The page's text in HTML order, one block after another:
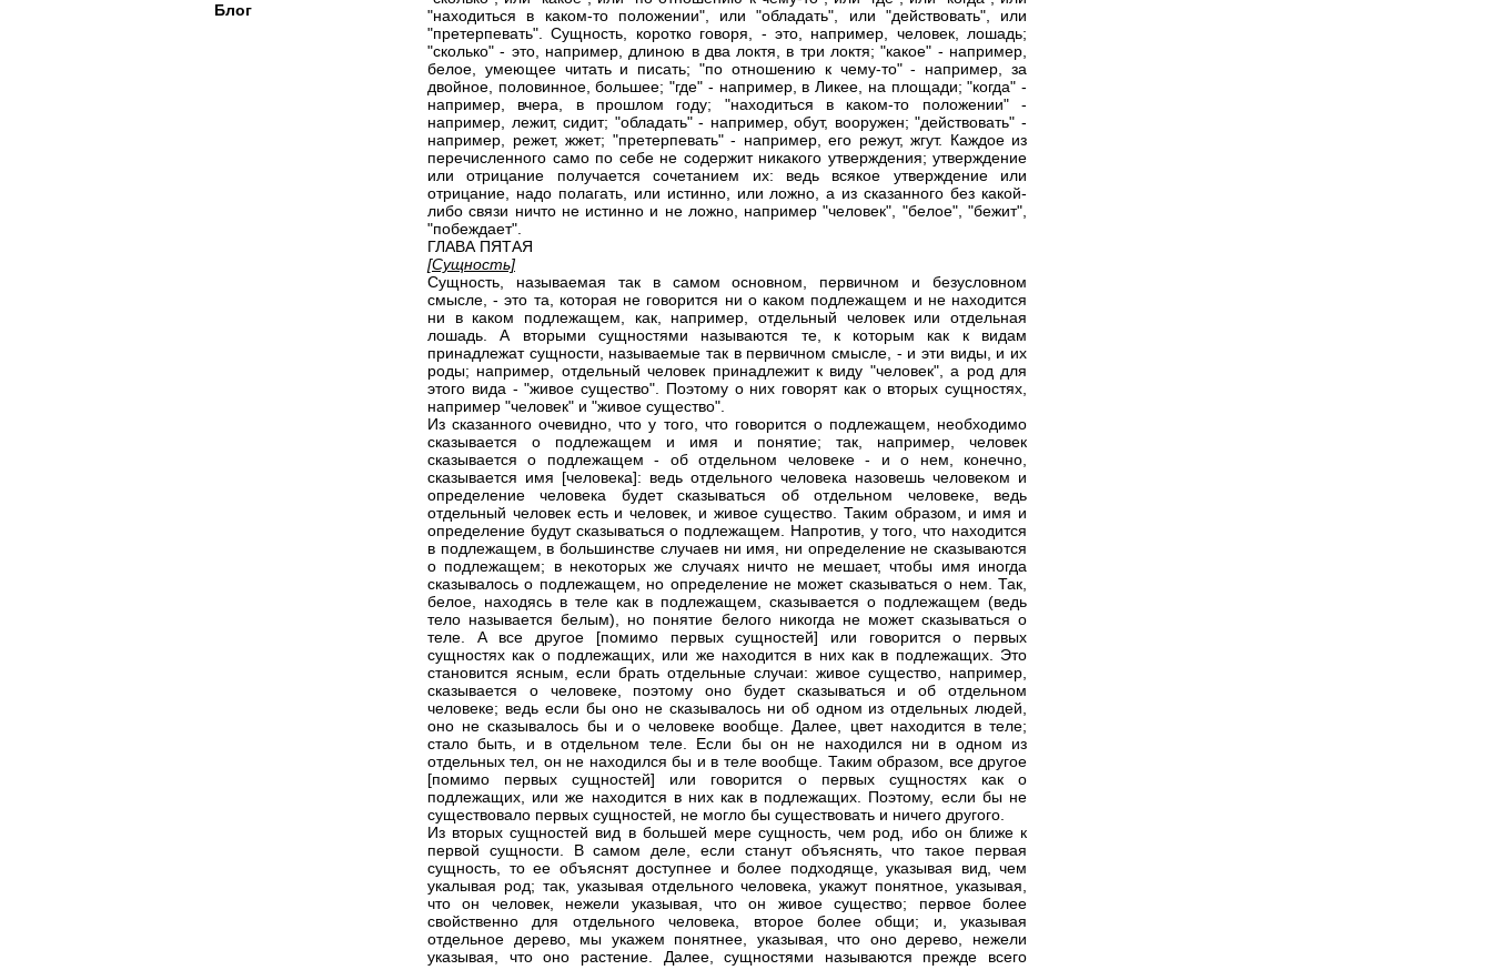
Блог
"находиться в каком-то положении", или "обладать", или "действовать", или
"претерпевать". Сущность, коротко говоря, - это, например, человек, лошадь;
"сколько" - это, например, длиною в два локтя, в три локтя; "какое" - например,
белое, умеющее читать и писать; "по отношению к чему-то" - например, за
двойное, половинное, большее; "где" - например, в Ликее, на площади; "когда" -
например, вчера, в прошлом году; "находиться в каком-то положении" -
например, лежит, сидит; "обладать" - например, обут, вооружен; "действовать" -
например, режет, жжет; "претерпевать" - например, его режут, жгут. Каждое из
перечисленного само по себе не содержит никакого утверждения; утверждение
или отрицание получается сочетанием их: ведь всякое утверждение или
отрицание, надо полагать, или истинно, или ложно, а из сказанного без какой-
либо связи ничто не истинно и не ложно, например "человек", "белое", "бежит",
"побеждает".
ГЛАВА ПЯТАЯ
[Сущность]
Сущность, называемая так в самом основном, первичном и безусловном
смысле, - это та, которая не говорится ни о каком подлежащем и не находится
ни в каком подлежащем, как, например, отдельный человек или отдельная
лошадь. А вторыми сущностями называются те, к которым как к видам
принадлежат сущности, называемые так в первичном смысле, - и эти виды, и их
роды; например, отдельный человек принадлежит к виду "человек", а род для
этого вида - "живое существо". Поэтому о них говорят как о вторых сущностях,
например "человек" и "живое существо".
Из сказанного очевидно, что у того, что говорится о подлежащем, необходимо
сказывается о подлежащем и имя и понятие; так, например, человек
сказывается о подлежащем - об отдельном человеке - и о нем, конечно,
сказывается имя [человека]: ведь отдельного человека назовешь человеком и
определение человека будет сказываться об отдельном человеке, ведь
отдельный человек есть и человек, и живое существо. Таким образом, и имя и
определение будут сказываться о подлежащем. Напротив, у того, что находится
в подлежащем, в большинстве случаев ни имя, ни определение не сказываются
о подлежащем; в некоторых же случаях ничто не мешает, чтобы имя иногда
сказывалось о подлежащем, но определение не может сказываться о нем. Так,
белое, находясь в теле как в подлежащем, сказывается о подлежащем (ведь
тело называется белым), но понятие белого никогда не может сказываться о
теле. А все другое [помимо первых сущностей] или говорится о первых
сущностях как о подлежащих, или же находится в них как в подлежащих. Это
становится ясным, если брать отдельные случаи: живое существо, например,
сказывается о человеке, поэтому оно будет сказываться и об отдельном
человеке; ведь если бы оно не сказывалось ни об одном из отдельных людей,
оно не сказывалось бы и о человеке вообще. Далее, цвет находится в теле;
стало быть, и в отдельном теле. Если бы он не находился ни в одном из
отдельных тел, он не находился бы и в теле вообще. Таким образом, все другое
[помимо первых сущностей] или говорится о первых сущностях как о
подлежащих, или же находится в них как в подлежащих. Поэтому, если бы не
существовало первых сущностей, не могло бы существовать и ничего другого.
Из вторых сущностей вид в большей мере сущность, чем род, ибо он ближе к
первой сущности. В самом деле, если станут объяснять, что такое первая
сущность, то ее объяснят доступнее и более подходяще, указывая вид, чем
укалывая род; так, указывая отдельного человека, укажут понятное, указывая,
что он человек, нежели указывая, что он живое существо; первое более
свойственно для отдельного человека, второе более общи; и, указывая
отдельное дерево, мы укажем понятнее, указывая, что оно дерево, нежели
указывая, что оно растение. Далее, сущностями называются прежде всего